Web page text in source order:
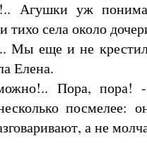
Агушки уж
тихо села около
Мы еще и не
Елена.
Пора, пора! -
посмелее:
а не